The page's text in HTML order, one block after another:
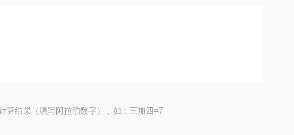
算结果（填写阿拉伯数字），如：三加四=7